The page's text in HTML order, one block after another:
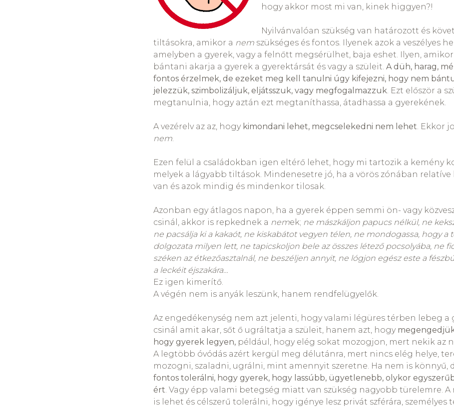
hogy akkor most mi van, kinek higgyen?!
Nyilvánvalóan szükség van határozott és
tiltásokra, amikor a nem szükséges és fontos. Ilyenek azok a veszélyes
amelyben a gyerek, vagy a felnőtt megsérülhet, baja eshet. Ilyen,
bántani akarja a gyerek a gyerektársát és vagy a szüleit. A düh, harag,
fontos érzelmek, de ezeket meg kell tanulni úgy kifejezni, hogy nem
jelezzük, szimbolizáljuk, eljátsszuk, vagy megfogalmazzuk . Ezt először a
megtanulnia, hogy aztán ezt megtaníthassa, átadhassa a gyerekének.
A vezérelv az az, hogy kimondani lehet, megcselekedni nem lehet . Ekkor
nem
Ezen felül a családokban igen eltérő lehet, hogy mi tartozik a kemény
melyek a lágyabb tiltások. Mindenesetre jó, ha a vörös zónában relatíve
van és azok mindig és mindenkor tilosak.
Azonban egy átlagos napon, ha a gyerek éppen semmi ön- vagy
csinál, akkor is repkednek a nemek; ne mászkáljon papucs nélkül, ne
ne pacsálja ki a kakaót, ne kiskabátot vegyen télen, ne mondogassa, hogy a
dolgozata milyen lett, ne tapicskoljon bele az összes létező pocsolyába, ne
széken az étkezőasztalnál, ne beszéljen annyit, ne lógjon egész este a
a leckéit éjszakára…
Ez igen kimerítő.
A végén nem is anyák leszünk, hanem rendfelügyelők.
Az engedékenység nem azt jelenti, hogy valami légüres térben lebeg a
csinál amit akar, sőt ő ugráltatja a szüleit, hanem azt, hogy
hogy gyerek legyen, például, hogy elég sokat mozogjon, mert nekik az
A legtöbb óvódás azért kergül meg délutánra, mert nincs elég helye,
mozogni, szaladni, ugrálni, mint amennyit szeretne. Ha nem is könnyű,
fontos tolerálni, hogy gyerek, hogy lassúbb, ügyetlenebb, olykor
ért . Vagy épp valami betegség miatt van szükség nagyobb türelemre. A
is lehet és célszerű tolerálni, hogy igénye lesz privát szférára, személyes